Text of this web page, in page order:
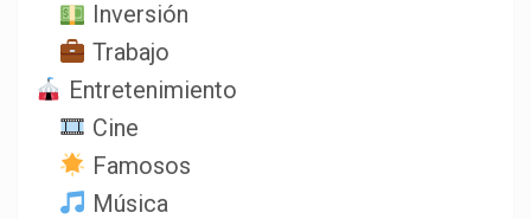
Inversión
Trabajo
Entretenimiento
Cine
Famosos
Música